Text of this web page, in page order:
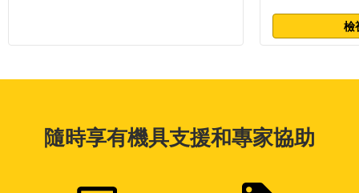
檢
隨時享有機具支援和專家協助